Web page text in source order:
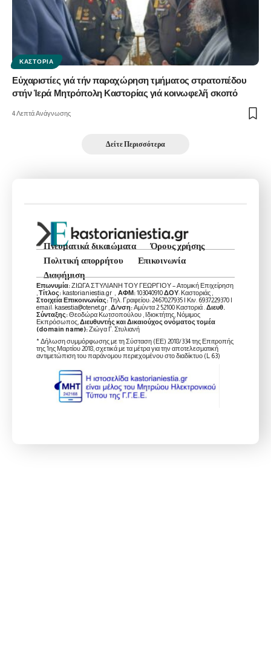
ΚΑΣΤΟΡΙΆ
Εὐχαριστίες γιά τήν παραχώρηση τμήματος στρατοπέδου
στήν Ἱερά Μητρόπολη Καστορίας γιά κοινωφελῆ σκοπό
4 Λεπτά Ανάγνωσης
Δείτε Περισσότερα
Πνευματικά δικαιώματα
Όρους χρήσης
Πολιτική απορρήτου
Επικοινωνία
Διαφήμιση
Επωνυμία:ΖΙΩΓΑ ΣΤΥΛΙΑΝΗ ΤΟΥ ΓΕΩΡΓΙΟΥ – Ατομική Επιχείρηση
Τίτλος: kastorianiestia.gr , ΑΦΜ:103040910ΔΟΥ: Καστοριάς ,
Στοιχεία Επικοινωνίας:Τηλ. Γραφείου: 2467027935 | Κιν. 6937229370 |
email: kasestia@otenet.gr , Δ/νση:Αμύντα 2 52100 Καστοριά . Διευθ.
Σύνταξης:Θεοδώρα Κωτσοπούλου , Ιδιοκτήτης, Νόμιμος
Εκπρόσωπος, Διευθυντής και Δικαιούχος ονόματος τομέα
(domain name):Ζιώγα Γ. Στυλιανή
* Δήλωση συμμόρφωσης με τη Σύσταση (ΕΕ) 2018/334 της Επιτροπής
της 1ης Μαρτίου 2018, σχετικά με τα μέτρα για την αποτελεσματική
αντιμετώπιση του παράνομου περιεχομένου στο διαδίκτυο (L 63)